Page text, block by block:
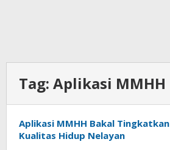
Tag: Aplikasi MMHH
Aplikasi MMHH Bakal Tingkatkan
Kualitas Hidup Nelayan